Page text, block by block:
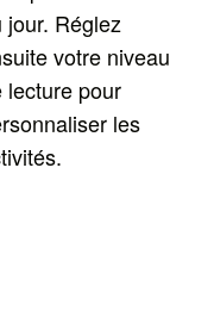
jour. Réglez
votre niveau
lecture pour
les